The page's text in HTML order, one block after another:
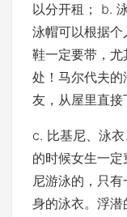
以分开租； b.
泳帽可以根据
鞋一定要带，
处！马尔代夫
友，从屋里直接
c. 比基尼、泳
的时候女生一
尼游泳的，只
身的泳衣。浮